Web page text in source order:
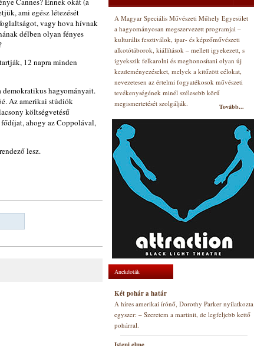
ami egész létezését
vagy hova hívnak
délben olyan fényes
12 napra minden
demokratikus hagyományait.
Az amerikai stúdiók
költségvetésű
fődíjat, ahogy az Coppolával,
lesz.
A Magyar Speciális Művészeti Műhely Egyesület
a hagyományosan megszervezett programjai –
kulturális fesztiválok, ipar- és képzőművészeti
alkotótáborok, kiállítások – mellett igyekezett, s
igyekszik felkarolni és meghonosítani olyan új
kezdeményezéseket, melyek a kitűzött célokat,
nevezetesen az értelmi fogyatékosok művészeti
tevékenységének minél szélesebb körű
megismertetését szolgálják.
Tovább...
Anekdoták
Két pohár a határ
A híres amerikai írónő, Dorothy Parker nyilatkozta
egyszer: – Szeretem a martinit, de legfeljebb kettő
pohárral.